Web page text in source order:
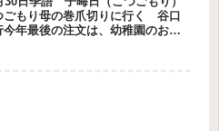
ごもり母の巻爪切りに行く 谷口
今年最後の注文は、幼稚園のお食